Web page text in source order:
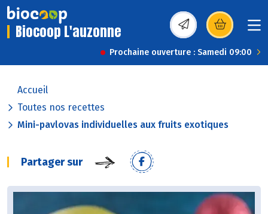
Biocoop L'auzonne (s’ouvre dans une
Prochaine ouverture : Samedi 09:00
Accueil
Toutes nos recettes
Mini-pavlovas individuelles aux fruits exotiques
Partager sur